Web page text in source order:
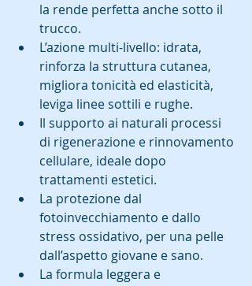
la rende perfetta anche sotto il
trucco.
L’azione multi-livello: idrata,
rinforza la struttura cutanea,
migliora tonicità ed elasticità,
leviga linee sottili e rughe.
Il supporto ai naturali processi
di rigenerazione e rinnovamento
cellulare, ideale dopo
trattamenti estetici.
La protezione dal
fotoinvecchiamento e dallo
stress ossidativo, per una pelle
dall’aspetto giovane e sano.
La formula leggera e